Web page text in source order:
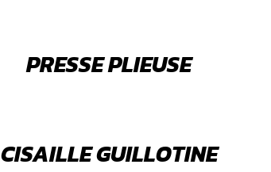
PRESSE PLIEUSE
CISAILLE GUILLOTINE